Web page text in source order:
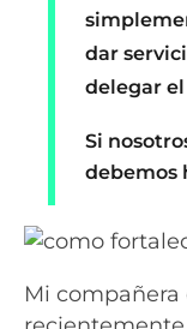
dar
delegar
Si
debemos
Mi